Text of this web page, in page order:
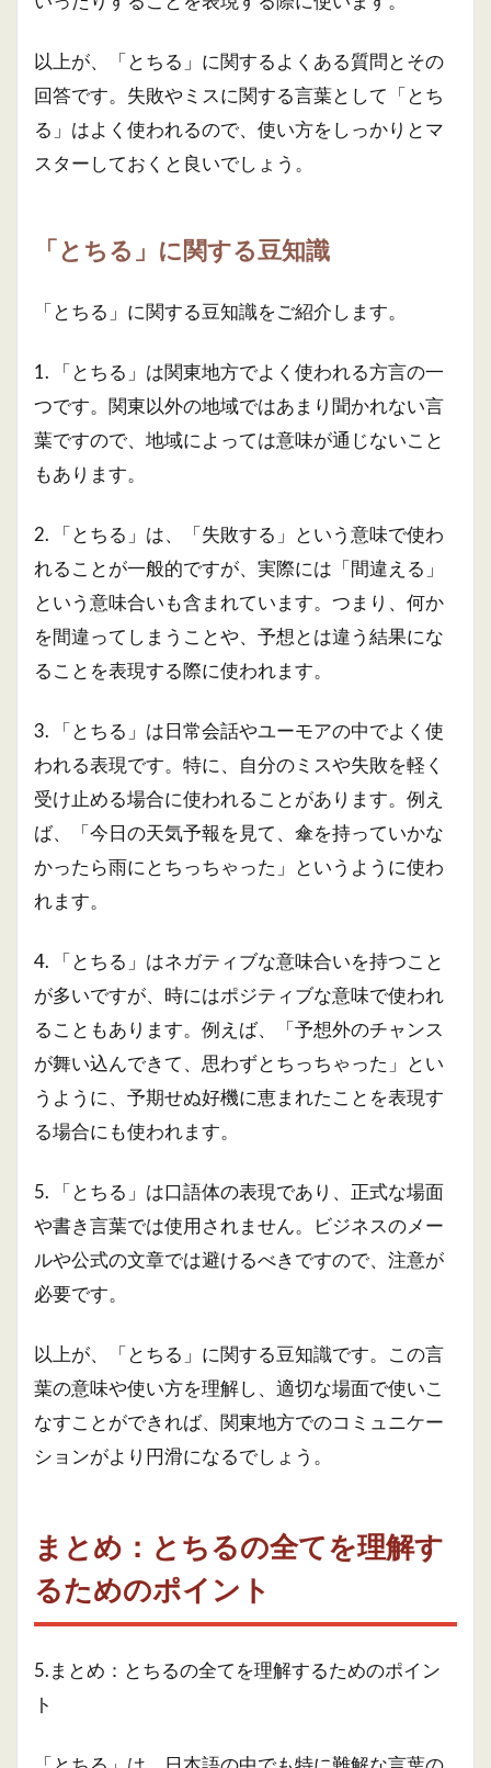
以上が、「とちる」に関するよくある質問とその
回答です。失敗やミスに関する言葉として「とち
る」はよく使われるので、使い方をしっかりとマ
スターしておくと良いでしょう。
「とちる」に関する豆知識
「とちる」に関する豆知識をご紹介します。
1. 「とちる」は関東地方でよく使われる方言の一
つです。関東以外の地域ではあまり聞かれない言
葉ですので、地域によっては意味が通じないこと
もあります。
2. 「とちる」は、「失敗する」という意味で使わ
れることが一般的ですが、実際には「間違える」
という意味合いも含まれています。つまり、何か
を間違ってしまうことや、予想とは違う結果にな
ることを表現する際に使われます。
3. 「とちる」は日常会話やユーモアの中でよく使
われる表現です。特に、自分のミスや失敗を軽く
受け止める場合に使われることがあります。例え
ば、「今日の天気予報を見て、傘を持っていかな
かったら雨にとちっちゃった」というように使わ
れます。
4. 「とちる」はネガティブな意味合いを持つこと
が多いですが、時にはポジティブな意味で使われ
ることもあります。例えば、「予想外のチャンス
が舞い込んできて、思わずとちっちゃった」とい
うように、予期せぬ好機に恵まれたことを表現す
る場合にも使われます。
5. 「とちる」は口語体の表現であり、正式な場面
や書き言葉では使用されません。ビジネスのメー
ルや公式の文章では避けるべきですので、注意が
必要です。
以上が、「とちる」に関する豆知識です。この言
葉の意味や使い方を理解し、適切な場面で使いこ
なすことができれば、関東地方でのコミュニケー
ションがより円滑になるでしょう。
まとめ：とちるの全てを理解す
るためのポイント
5.まとめ：とちるの全てを理解するためのポイン
ト